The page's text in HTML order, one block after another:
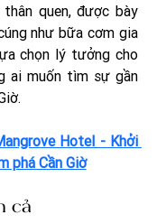
quen, được bày
như bữa cơm gia
chọn lý tưởng cho
ai muốn tìm sự gần
Hotel - Khởi
phá Cần Giờ
cả